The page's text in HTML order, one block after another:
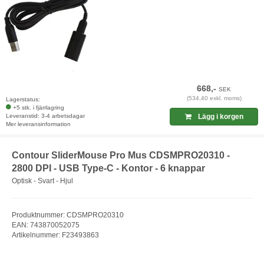
Lagerstatus:
+5 stk. i fjärrlagring
Leveranstid: 3-4 arbetsdagar
Mer leveransinformation
668,-SEK
(534,40 exkl. moms)
Lägg i korgen
Contour SliderMouse Pro Mus CDSMPRO20310 -
2800 DPI - USB Type-C - Kontor - 6 knappar
Optisk - Svart - Hjul
Produktnummer: CDSMPRO20310
EAN: 743870052075
Artikelnummer: F23493863